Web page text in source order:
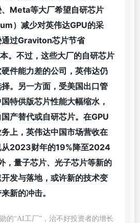
Meta等大厂希望自研芯片
）减少对英伟达GPU的采
通过Graviton芯片节省
。不过，这些大厂的自研芯片
件能力差的公司，英伟达仍
。另一方面，受美国出口管
特供版芯片性能大幅缩水，
产替代或自研芯片。在GPU
上，英伟达中国市场营收在
从2023财年的19%降至2024
，量子芯片、光子芯片等新的
发与落地，或许新的技术变
新的冲击。
的“AI工厂”，治不好投资者的增长